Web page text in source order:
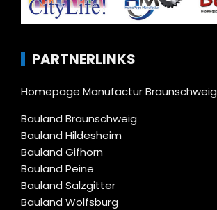
PARTNERLINKS
Homepage Manufactur Braunschweig
Bauland Braunschweig
Bauland Hildesheim
Bauland Gifhorn
Bauland Peine
Bauland Salzgitter
Bauland Wolfsburg